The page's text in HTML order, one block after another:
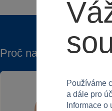
Proč nakupovat ve
Používáme
a dále pro
Informace